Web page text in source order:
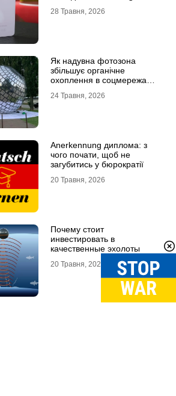
28 Травня, 2026
Як надувна фотозона
збільшує органічне
охоплення в соцмережах:
контенту
24 Травня, 2026
Anerkennung диплома: з
чого почати, щоб не
загубитись у бюрократії
20 Травня, 2026
Почему стоит
инвестировать в
качественные эхолоты
20 Травня, 2026